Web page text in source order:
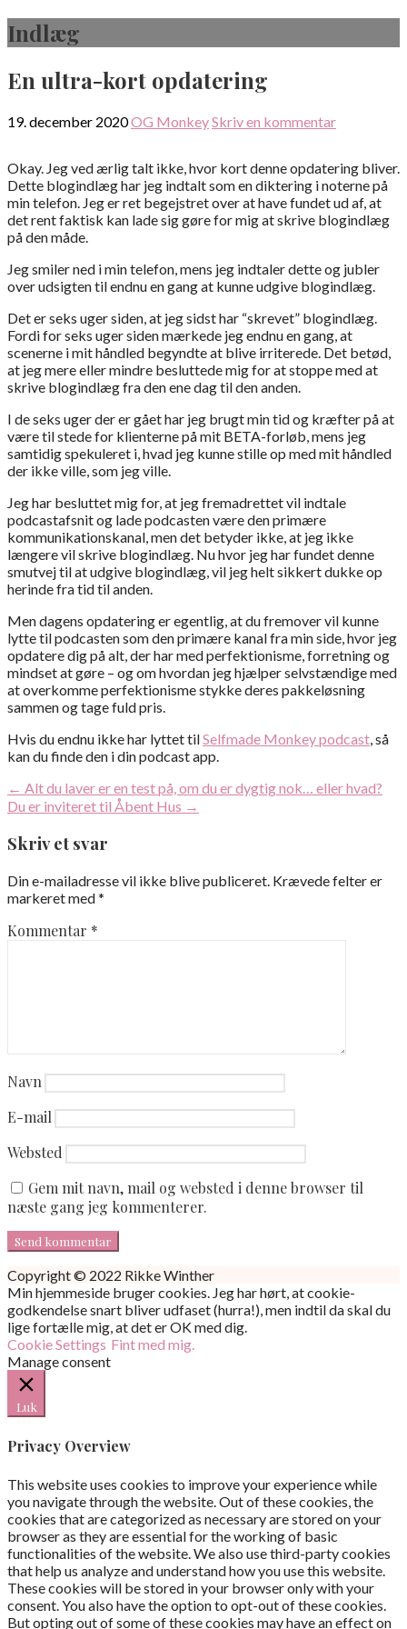
Gå
til
Indlæg
En ultra-kort opdatering
19. december 2020OG MonkeySkriv en kommentar
Okay. Jeg ved ærlig talt ikke, hvor kort denne opdatering bliver.
Dette blogindlæg har jeg indtalt som en diktering i noterne på
min telefon. Jeg er ret begejstret over at have fundet ud af, at
det rent faktisk kan lade sig gøre for mig at skrive blogindlæg
på den måde.
Jeg smiler ned i min telefon, mens jeg indtaler dette og jubler
over udsigten til endnu en gang at kunne udgive blogindlæg.
Det er seks uger siden, at jeg sidst har “skrevet” blogindlæg.
Fordi for seks uger siden mærkede jeg endnu en gang, at
scenerne i mit håndled begyndte at blive irriterede. Det betød,
at jeg mere eller mindre besluttede mig for at stoppe med at
skrive blogindlæg fra den ene dag til den anden.
I de seks uger der er gået har jeg brugt min tid og kræfter på at
være til stede for klienterne på mit BETA-forløb, mens jeg
samtidig spekuleret i, hvad jeg kunne stille op med mit håndled
der ikke ville, som jeg ville.
Jeg har besluttet mig for, at jeg fremadrettet vil indtale
podcastafsnit og lade podcasten være den primære
kommunikationskanal, men det betyder ikke, at jeg ikke
længere vil skrive blogindlæg. Nu hvor jeg har fundet denne
smutvej til at udgive blogindlæg, vil jeg helt sikkert dukke op
herinde fra tid til anden.
Men dagens opdatering er egentlig, at du fremover vil kunne
lytte til podcasten som den primære kanal fra min side, hvor jeg
opdatere dig på alt, der har med perfektionisme, forretning og
mindset at gøre – og om hvordan jeg hjælper selvstændige med
at overkomme perfektionisme stykke deres pakkeløsning
sammen og tage fuld pris.
Hvis du endnu ikke har lyttet tilSelfmade Monkey podcast , så
kan du finde den i din podcast app.
Indlægsnavigation
← Alt du laver er en test på, om du er dygtig nok… eller hvad?
Du er inviteret til Åbent Hus →
Skriv et svar
Din e-mailadresse vil ikke blive publiceret. Krævede felter er
markeret med*
Kommentar *
Navn
E-mail
Websted
Gem mit navn, mail og websted i denne browser til
næste gang jeg kommenterer.
Copyright © 2022 Rikke Winther
Min hjemmeside bruger cookies. Jeg har hørt, at cookie-
godkendelse snart bliver udfaset (hurra!), men indtil da skal du
lige fortælle mig, at det er OK med dig.
Cookie Settings Fint med mig.
Manage consent
Luk
Privacy Overview
This website uses cookies to improve your experience while
you navigate through the website. Out of these cookies, the
cookies that are categorized as necessary are stored on your
browser as they are essential for the working of basic
functionalities of the website. We also use third-party cookies
that help us analyze and understand how you use this website.
These cookies will be stored in your browser only with your
consent. You also have the option to opt-out of these cookies.
But opting out of some of these cookies may have an effect on